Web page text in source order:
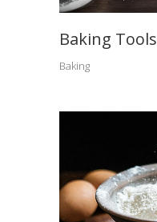
Baking Tools
Baking